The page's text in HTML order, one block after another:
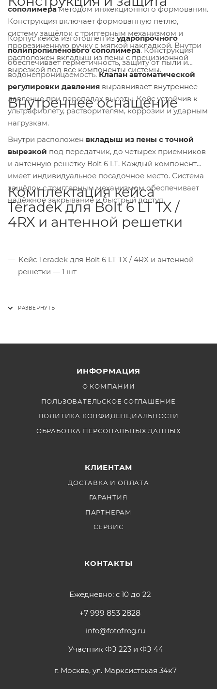
сополимераметодом инжекционного формования.
Конструкция включает формованную петлю,
систему защёлок с триггерным механизмом и
прорезиненную ручку с мягкой накладкой. Внутри
расположен вкладыш из пены с прецизионной
вырезкой под все компоненты системы.
Корпус кейса изготовлен изударопрочного
полипропиленового сополимера. Конструкция
обеспечивает герметичность, защиту от пыли и
водонепроницаемость.Клапан автоматической
регулировки давления выравнивает внутреннее
давление при перепадах высоты. Кейс устойчив к
ультрафиолету, растворителям, коррозии и ударным
нагрузкам.
Внутреннее оснащение
Внутри расположен вкладыш из пены с точной
вырезкой под передатчик, до четырёх приёмников
и антенную решётку Bolt 6 LT. Каждый компонент
имеет индивидуальное посадочное место. Система
защёлок с триггерным механизмом обеспечивает
надёжное закрывание и быстрый доступ.
Комплектация кейса
Teradek для Bolt 6 LT TX /
4RX и антенной решетки
Кейс Teradek для Bolt 6 LT TX / 4RX и антенной
решетки — 1 шт
ИНФОРМАЦИЯ
О КОМПАНИИ
ПОЛЬЗОВАТЕЛЬСКОЕ СОГЛАШЕНИЕ
ПОЛИТИКА КОНФИДЕНЦИАЛЬНОСТИ
ОБРАБОТКА ПЕРСОНАЛЬНЫХ ДАННЫХ
КЛИЕНТАМ
ДОСТАВКА И ОПЛАТА
ГАРАНТИЯ
ПАРТНЕРАМ
СЕРВИС
КОНТАКТЫ
Ежедневно: с 10 до 22
+7 999 853 2828
info@fotofrog.ru
Участник ФЗ 223 и ФЗ 44
г. Москва, ул. Марксистская 34к7